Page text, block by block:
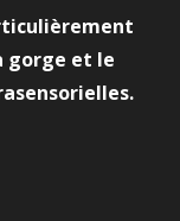
gorge et le